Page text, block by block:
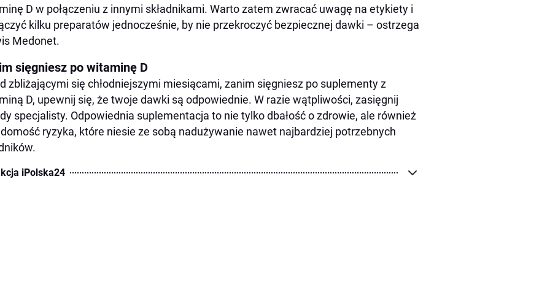
D w połączeniu z innymi składnikami. Warto zatem zwracać uwagę na etykiety i
kilku preparatów jednocześnie, by nie przekroczyć bezpiecznej dawki – ostrzega
Medonet.
sięgniesz po witaminę D
zbliżającymi się chłodniejszymi miesiącami, zanim sięgniesz po suplementy z
D, upewnij się, że twoje dawki są odpowiednie. W razie wątpliwości, zasięgnij
specjalisty. Odpowiednia suplementacja to nie tylko dbałość o zdrowie, ale również
ryzyka, które niesie ze sobą nadużywanie nawet najbardziej potrzebnych
iPolska24